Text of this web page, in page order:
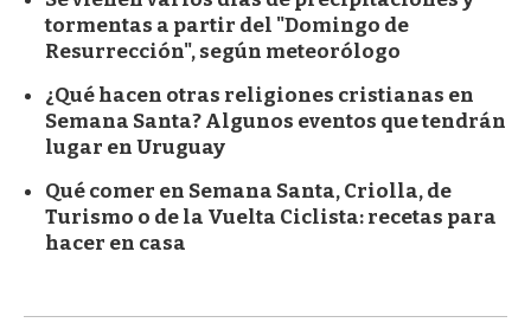
tormentas a partir del "Domingo de
Resurrección", según meteorólogo
¿Qué hacen otras religiones cristianas en
Semana Santa? Algunos eventos que tendrán
lugar en Uruguay
Qué comer en Semana Santa, Criolla, de
Turismo o de la Vuelta Ciclista: recetas para
hacer en casa